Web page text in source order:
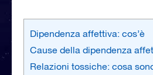
Dipendenza affettiva: cos’è
Cause della dipendenza
Relazioni tossiche: cosa